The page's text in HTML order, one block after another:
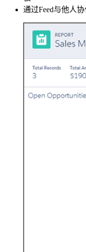
通过Feed与他人